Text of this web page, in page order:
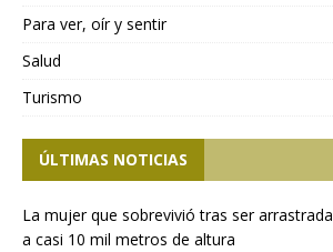
Para ver, oír y sentir
Salud
Turismo
ÚLTIMAS NOTICIAS
La mujer que sobrevivió tras ser
a casi 10 mil metros de altura